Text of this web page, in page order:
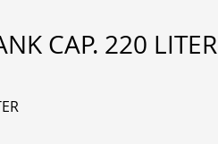
CAP. 220 LITER